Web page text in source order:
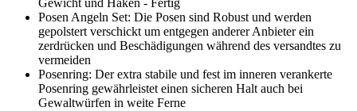
Gewicht und Haken - Fertig
Posen Angeln Set: Die Posen sind Robust und werden
gepolstert verschickt um entgegen anderer Anbieter ein
zerdrücken und Beschädigungen während des versandtes zu
vermeiden
Posenring: Der extra stabile und fest im inneren verankerte
Posenring gewährleistet einen sicheren Halt auch bei
Gewaltwürfen in weite Ferne